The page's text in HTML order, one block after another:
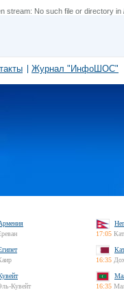
stream: No such file or directory in
Журнал "ИнфоШОС"
17:05
16:35
Кувейт
16:35